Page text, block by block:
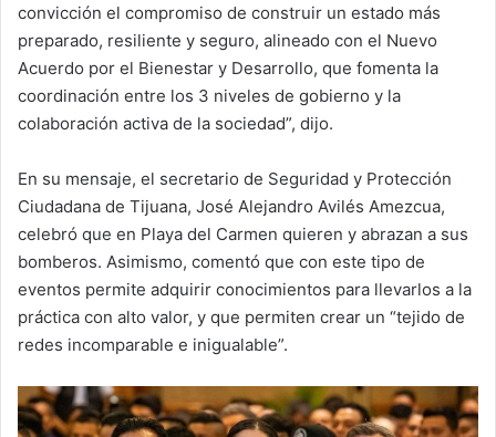
convicción el compromiso de construir un estado más
preparado, resiliente y seguro, alineado con el Nuevo
Acuerdo por el Bienestar y Desarrollo, que fomenta la
coordinación entre los 3 niveles de gobierno y la
colaboración activa de la sociedad”, dijo.
En su mensaje, el secretario de Seguridad y Protección
Ciudadana de Tijuana, José Alejandro Avilés Amezcua,
celebró que en Playa del Carmen quieren y abrazan a sus
bomberos. Asimismo, comentó que con este tipo de
eventos permite adquirir conocimientos para llevarlos a la
práctica con alto valor, y que permiten crear un “tejido de
redes incomparable e inigualable”.